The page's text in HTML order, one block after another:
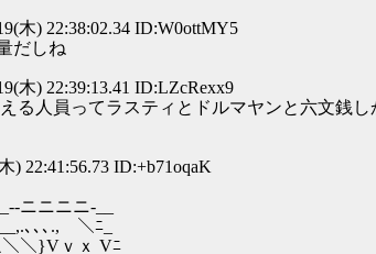
木) 22:38:02.34 ID:W0ottMY5
だしね
木) 22:39:13.41 ID:LZcRexx9
る人員ってラスティとドルマヤンと六文銭し
) 22:41:56.73 ID:+b71oqaK
-__
., ＼ﾆ_
ｖｘ Vﾆ